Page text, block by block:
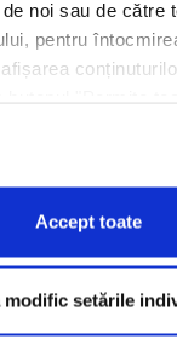
noi sau de către
pentru
asigură un nivel
caracter
le permiteți prin
de a schimba
Alte informații
Accept toate
modific setările